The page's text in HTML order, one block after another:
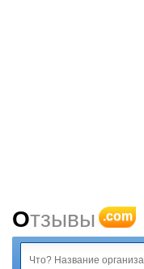
Отзывы .com